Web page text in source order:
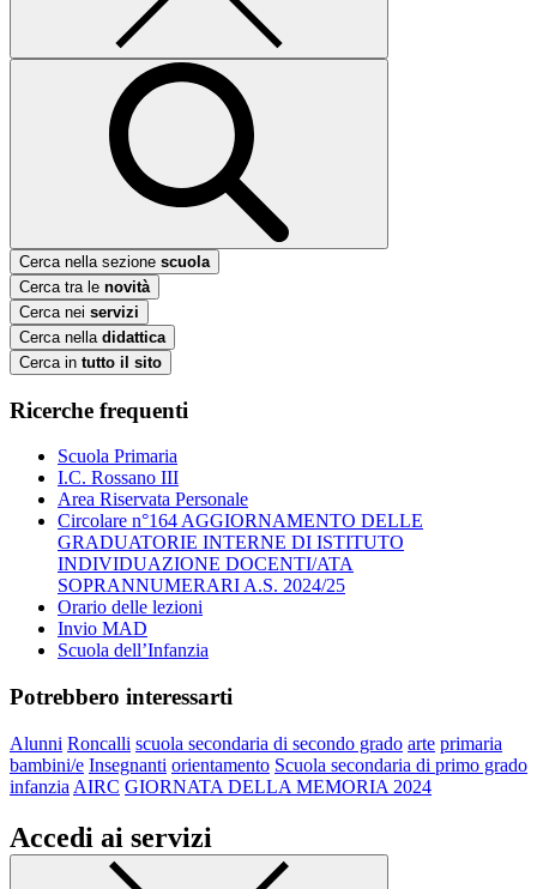
Cerca nella sezione scuola
Cerca tra le novità
Cerca nei servizi
Cerca nella didattica
Cerca in tutto il sito
Ricerche frequenti
Scuola Primaria
I.C. Rossano III
Area Riservata Personale
Circolare n°164 AGGIORNAMENTO DELLE
GRADUATORIE INTERNE DI ISTITUTO
INDIVIDUAZIONE DOCENTI/ATA
SOPRANNUMERARI A.S. 2024/25
Orario delle lezioni
Invio MAD
Scuola dell’Infanzia
Potrebbero interessarti
Alunni Roncalli scuola secondaria di secondo grado arte primaria
bambini/e Insegnanti orientamento Scuola secondaria di primo grado
infanzia AIRC GIORNATA DELLA MEMORIA 2024
Accedi ai servizi